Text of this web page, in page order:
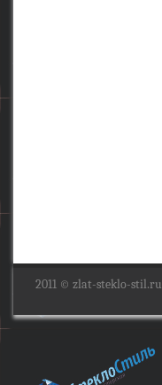
2011 © zlat-steklo-stil.ru